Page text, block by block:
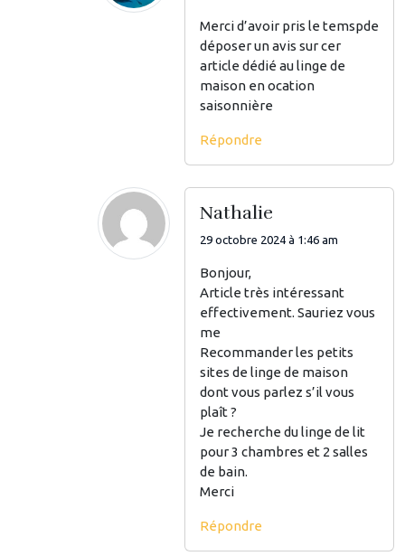
Merci d’avoir pris le temspde
déposer un avis sur cer
article dédié au linge de
maison en ocation
saisonnière
Répondre
Nathalie
29 octobre 2024 à 1:46 am
Bonjour,
Article très intéressant
effectivement. Sauriez vous
me
Recommander les petits
sites de linge de maison
dont vous parlez s’il vous
plaît ?
Je recherche du linge de lit
pour 3 chambres et 2 salles
de bain.
Merci
Répondre